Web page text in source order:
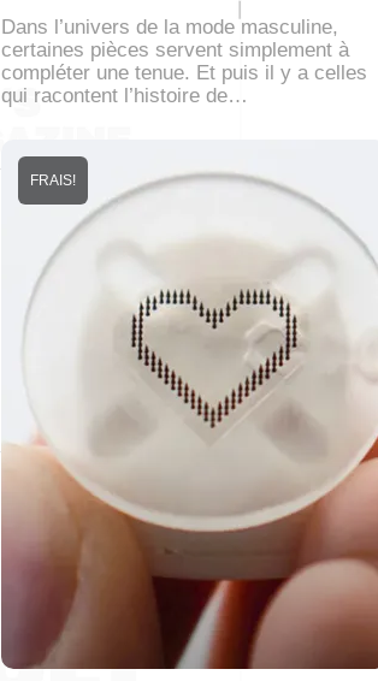
Dans l’univers de la mode masculine,
certaines pièces servent simplement à
compléter une tenue. Et puis il y a celles
qui racontent l’histoire de…
FRAIS!